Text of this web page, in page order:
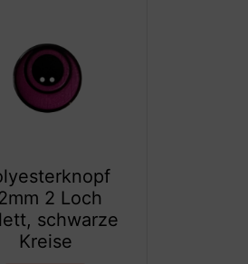
2 Loch
schwarze
Kreise